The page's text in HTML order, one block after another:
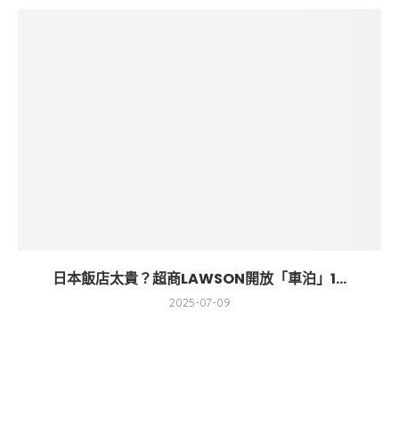
日本飯店太貴？超商LAWSON開放「車泊」1...
2025-07-09